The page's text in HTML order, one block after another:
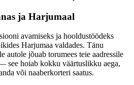
ja Harjumaal
avamiseks ja hooldustöödeks
Harjumaa valdades. Tänu
autole jõuab torumees teie aadressile
see hoiab kokku väärtuslikku aega,
või naaberkorteri saatus.